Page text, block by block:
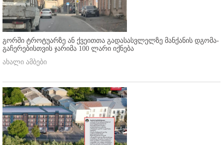
გორში ტროტუარზე ან ქვეითთა გადასასვლელზე მანქანის დგომა-
გაჩერებისთვის ჯარიმა 100 ლარი იქნება
ახალი ამბები